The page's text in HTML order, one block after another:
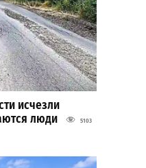
исчезли
люди
5103